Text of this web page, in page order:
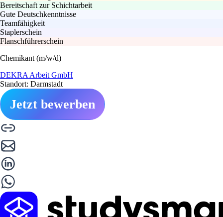
Bereitschaft zur Schichtarbeit
Gute Deutschkenntnisse
Teamfähigkeit
Staplerschein
Flanschführerschein
Chemikant (m/w/d)
DEKRA Arbeit GmbH
Standort: Darmstadt
Jetzt bewerben